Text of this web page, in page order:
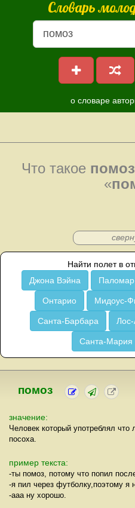
Словарь
о словаре
Что такое помоз
«
Найти полет в
Джона Вэйна
Онтарио Мидоус-
Санта-Барбара
Санта-Мария
помоз
значение:
Человек который употреблял что
посоха.
пример текста:
-ты помоз, потому что попил
-я пил через футболку,поэтому я
-ааа ну хорошо.